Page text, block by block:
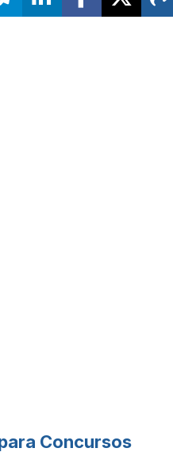
Concursos